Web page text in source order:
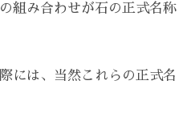
組み合わせが石の正式名称
には、当然これらの正式名